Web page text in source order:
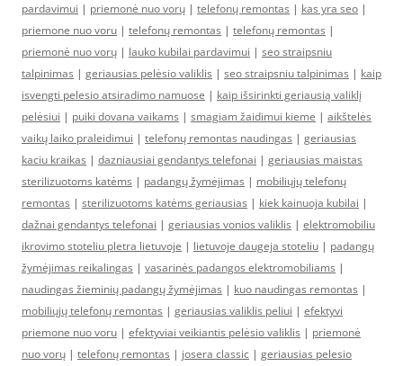
pardavimui | priemonė nuo vorų | telefonų remontas | kas yra seo |
priemone nuo voru | telefonų remontas | telefonų remontas |
priemonė nuo vorų | lauko kubilai pardavimui | seo straipsniu
talpinimas | geriausias pelėsio valiklis | seo straipsniu talpinimas | kaip
isvengti pelesio atsiradimo namuose | kaip išsirinkti geriausią valiklį
pelėsiui | puiki dovana vaikams | smagiam žaidimui kieme | aikštelės
vaikų laiko praleidimui | telefonų remontas naudingas | geriausias
kaciu kraikas | dazniausiai gendantys telefonai | geriausias maistas
sterilizuotoms katėms | padangų žymėjimas | mobiliųjų telefonų
remontas | sterilizuotoms katėms geriausias | kiek kainuoja kubilai |
dažnai gendantys telefonai | geriausias vonios valiklis | elektromobiliu
ikrovimo stoteliu pletra lietuvoje | lietuvoje daugeja stoteliu | padangų
žymėjimas reikalingas | vasarinės padangos elektromobiliams |
naudingas žieminių padangų žymėjimas | kuo naudingas remontas |
mobiliųjų telefonų remontas | geriausias valiklis peliui | efektyvi
priemone nuo voru | efektyviai veikiantis pelėsio valiklis | priemonė
nuo vorų | telefonų remontas | josera classic | geriausias pelesio